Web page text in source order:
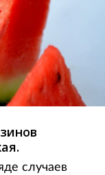
случаев